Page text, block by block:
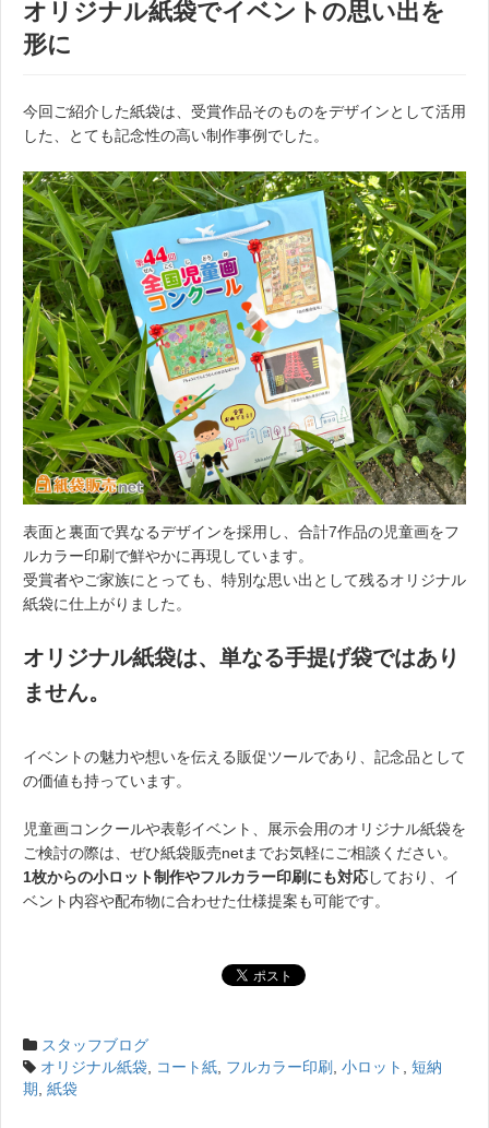
オリジナル紙袋でイベントの思い出を
形に
今回ご紹介した紙袋は、受賞作品そのものをデザインとして活用
した、とても記念性の高い制作事例でした。
表面と裏面で異なるデザインを採用し、合計7作品の児童画をフ
ルカラー印刷で鮮やかに再現しています。
受賞者やご家族にとっても、特別な思い出として残るオリジナル
紙袋に仕上がりました。
オリジナル紙袋は、単なる手提げ袋ではあり
ません。
イベントの魅力や想いを伝える販促ツールであり、記念品として
の価値も持っています。
児童画コンクールや表彰イベント、展示会用のオリジナル紙袋を
ご検討の際は、ぜひ紙袋販売netまでお気軽にご相談ください。
1枚からの小ロット制作やフルカラー印刷にも対応しており、イ
ベント内容や配布物に合わせた仕様提案も可能です。
スタッフブログ
オリジナル紙袋
コート紙 フルカラー印刷 小ロット
短納
期 紙袋